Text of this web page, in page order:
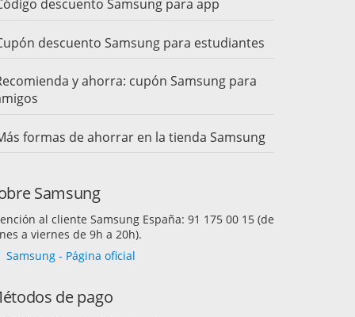
descuento Samsung para app
descuento Samsung para estudiantes
y ahorra: cupón Samsung para
formas de ahorrar en la tienda Samsung
Samsung
al cliente Samsung España: 91 175 00 15 (de
a viernes de 9h a 20h).
Samsung - Página oficial
de pago